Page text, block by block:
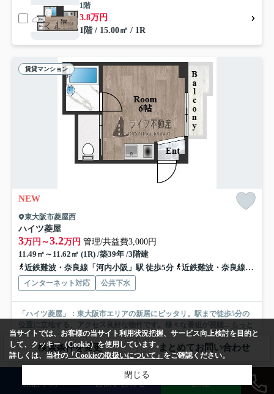
1階
3.8万円
1階 / 15.00㎡ / 1R
賃貸マンション
NEW
東大阪市菱屋西
ハイツ菱屋
3万円～3.2万円 管理/共益費3,000円
11.49㎡～11.62㎡ (1R) /築39年 /3階建
近鉄難波・奈良線「河内小阪」駅 徒歩5分
近鉄難波・奈良線「河内永和」駅 徒歩8分
インターネット対応 公共下水
「ハイツ菱屋」：東大阪市エリアの新居にピッタリ。駅まで徒歩5分の
位置に立地する、アクセス良好な物件です。様々な番組が視聴... もっと
見る
募集中の部屋
検索条件を変更 まとめてお問い合わせ
来店予約 お問い合わせ LINE
当サイトでは、お客様の当サイト利用状況把握、サービス向上検討を目的と
して、クッキー（Cookie）を使用しています。
詳しくは、当社の 「Cookieの取扱いについて」 をご確認ください。
閉じる